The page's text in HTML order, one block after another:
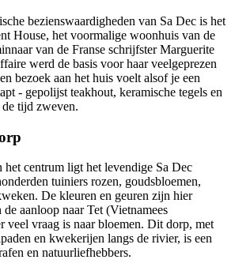
bezienswaardigheden van Sa Dec is het
House, het voormalige woonhuis van de
van de Franse schrijfster Marguerite
werd de basis voor haar veelgeprezen
bezoek aan het huis voelt alsof je een
- gepolijst teakhout, keramische tegels en
tijd zweven.
het centrum ligt het levendige Sa Dec
tuiniers rozen, goudsbloemen,
De kleuren en geuren zijn hier
aanloop naar Tet (Vietnamees
veel vraag is naar bloemen. Dit dorp, met
en kwekerijen langs de rivier, is een
en natuurliefhebbers.